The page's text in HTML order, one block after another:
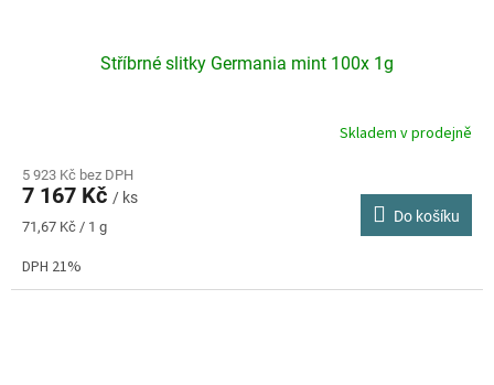
Stříbrné slitky Germania mint 100x 1g
Skladem v prodejně
5 923 Kč bez DPH
7 167 Kč / ks
Měrná
71,67 Kč / 1 g
Do košíku
DPH 21%